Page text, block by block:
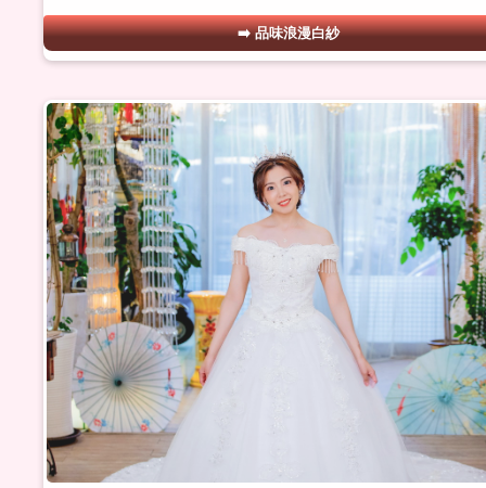
品味浪漫白紗
#05